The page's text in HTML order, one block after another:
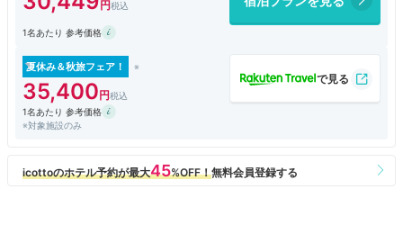
1名あたり 参考価格
夏休み＆秋旅フェア！
35,400
1名あたり 参考価格
※対象施設のみ